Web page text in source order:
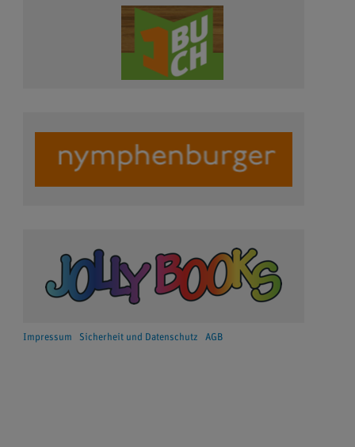
Impressum Sicherheit und Datenschutz AGB